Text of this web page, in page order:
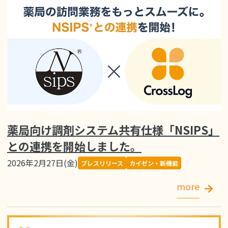
薬局向け調剤システム共有仕様「NSIPS」
との連携を開始しました。
2026年2月27日(金) プレスリリース カイゼン・新機能
more